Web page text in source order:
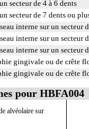
secteur de 4 à 6 dents
secteur de 7 dents ou
interne sur un secteur
interne sur un secteur
interne sur un secteur
gingivale ou de crête
gingivale ou de crête
pour HBFA004
alvéolaire sur